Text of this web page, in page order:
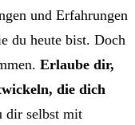
und Erfahrungen
du heute bist. Doch
Erlaube dir,
die dich
dir selbst mit